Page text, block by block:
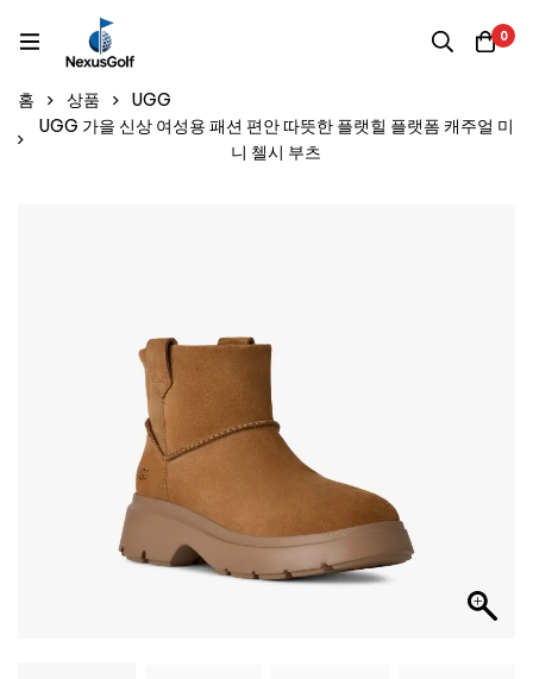
0
홈 상품
UGG
UGG 가을 신상 여성용 패션 편안 따뜻한 플랫힐 플랫폼 캐주얼 미
니 첼시 부츠